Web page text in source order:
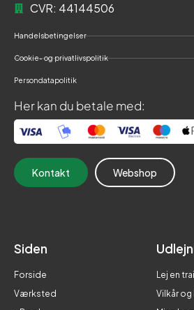
CVR: 44144506
Handelsbetingelser
Cookie- og privatlivspolitik
Persondatapolitik
Her kan du betale med:
Kontakt Webshop
Siden
Forside
Værksted
Lej en
Vilkår